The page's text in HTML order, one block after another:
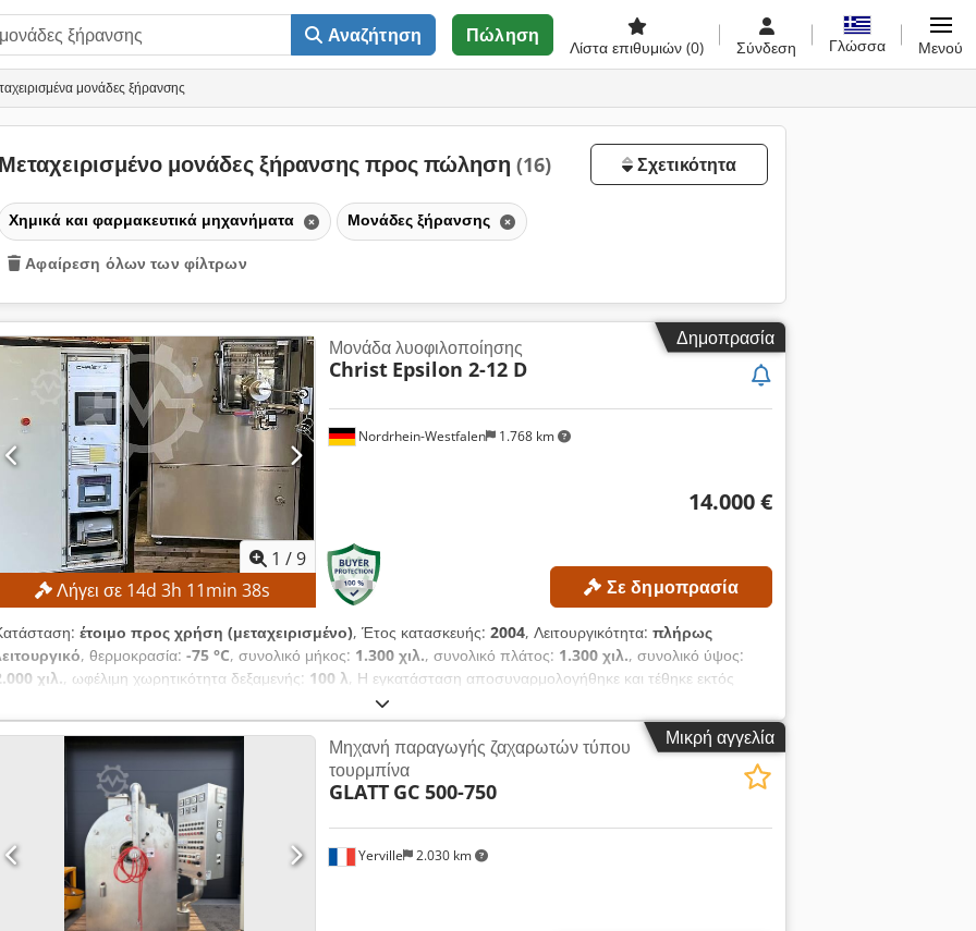
Αναζήτηση Πώληση
Λίστα επιθυμιών (0) Σύνδεση Γλώσσα Μενού
μονάδες ξήρανσης
μονάδες ξήρανσης προς πώληση (16) Σχετικότητα
Χημικά και φαρμακευτικά μηχανήματα Μονάδες ξήρανσης
Αφαίρεση όλων των φίλτρων
Δημοπρασία
1 /9
Λήγει σε 14d 3h 11min 37s
Nordrhein-Westfalen 1.768 km
Μονάδα λυοφιλοποίησης
Christ Epsilon 2-12 D
14.000 €
Σε δημοπρασία
έτοιμο προς χρήση (μεταχειρισμένο), Έτος κατασκευής: 2004, Λειτουργικότητα: πλήρως
, θερμοκρασία: -75 °C, συνολικό μήκος: 1.300 χιλ., συνολικό πλάτος: 1.300 χιλ., συνολικό ύψος:
χιλ., ωφέλιμη χωρητικότητα δεξαμενής: 100 λ, Η εγκατάσταση αποσυναρμολογήθηκε και τέθηκε εκτός
από τον κατασκευαστή, σύμφωνα με τις κατάλληλες διαδικασίες. Οι πλάκες συγκεντρώθηκαν.
Do Af Rsa ΤΕΧΝΙΚΕΣ ΛΕΠΤΟΜΕΡΕΙΕΣ Όγκος ψυκτικού συμπυκνωτή: 100 λίτρα Χωρητικότητα
συμπυκνωτή: 12 κιλά Απόδοση ψυκτικού συμπυκνωτή: 8 γραμμάρια/24 ώρες Θερμοκρασία ψυκτικού
-75 °C ΛΕΠΤΟΜΕΡΕΙΕΣ ΜΗΧΑΝΗΜΑΤΟΣ Διαστάσεις Απαιτούμενος χώρος για την εγκατάσταση
1.300 × 1.300 × 2.000 χιλιοστά Απαιτούμενος χώρος για το πρόσθετο εξάρτημα: 1.800 × 600 ×
Μικρή αγγελία
Yerville 2.030 km
Μηχανή παραγωγής ζαχαρωτών τύπου
τουρμπίνα
GLATT GC 500-750